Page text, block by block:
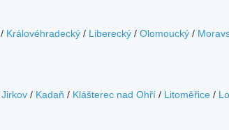
/ Královéhradecký / Liberecký / Olomoucký /
Jirkov / Kadaň / Klášterec nad Ohří / Litoměřice /